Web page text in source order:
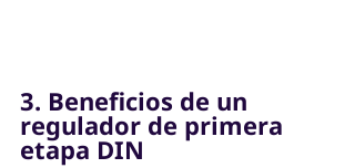
3. Beneficios de un
regulador de primera
etapa DIN